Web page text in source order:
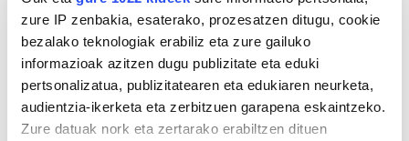
zure IP zenbakia, esaterako, prozesatzen ditugu, cookie
bezalako teknologiak erabiliz eta zure gailuko
informazioak azitzen dugu publizitate eta eduki
pertsonalizatua, publizitatearen eta edukiaren neurketa,
audientzia-ikerketa eta zerbitzuen garapena eskaintzeko.
Zure datuak nork eta zertarako erabiltzen dituen